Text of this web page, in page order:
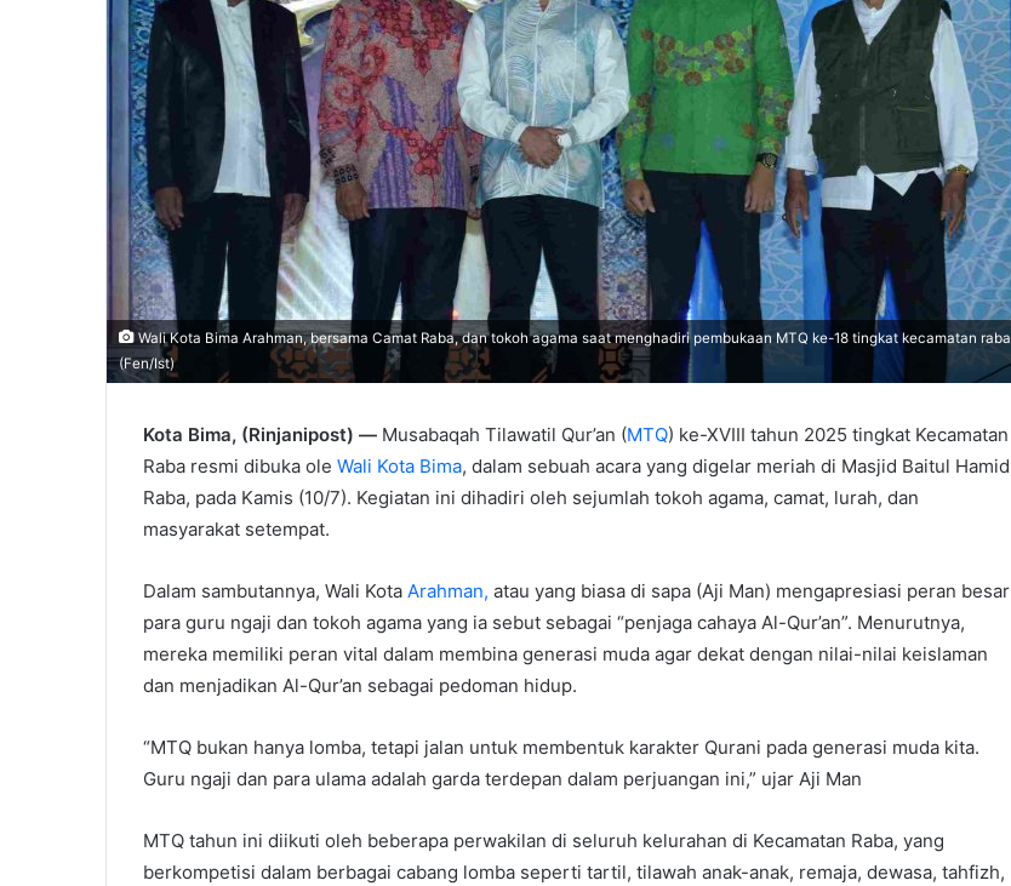
Wali Kota Bima Arahman, bersama Camat Raba, dan tokoh agama saat menghadiri pembukaan MTQ ke-18 tingkat kecamatan raba
(Fen/Ist)
Kota Bima, (Rinjanipost) — Musabaqah Tilawatil Qur’an (MTQ) ke-XVIII tahun 2025 tingkat Kecamatan
Raba resmi dibuka ole Wali Kota Bima, dalam sebuah acara yang digelar meriah di Masjid Baitul Hamid
Raba, pada Kamis (10/7). Kegiatan ini dihadiri oleh sejumlah tokoh agama, camat, lurah, dan
masyarakat setempat.
Dalam sambutannya, Wali Kota Arahman, atau yang biasa di sapa (Aji Man) mengapresiasi peran besar
para guru ngaji dan tokoh agama yang ia sebut sebagai “penjaga cahaya Al-Qur’an”. Menurutnya,
mereka memiliki peran vital dalam membina generasi muda agar dekat dengan nilai-nilai keislaman
dan menjadikan Al-Qur’an sebagai pedoman hidup.
“MTQ bukan hanya lomba, tetapi jalan untuk membentuk karakter Qurani pada generasi muda kita.
Guru ngaji dan para ulama adalah garda terdepan dalam perjuangan ini,” ujar Aji Man
MTQ tahun ini diikuti oleh beberapa perwakilan di seluruh kelurahan di Kecamatan Raba, yang
berkompetisi dalam berbagai cabang lomba seperti tartil, tilawah anak-anak, remaja, dewasa, tahfizh,